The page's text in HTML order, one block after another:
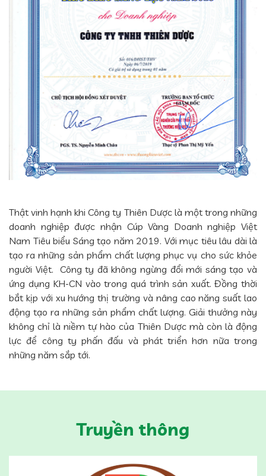
Thật vinh hạnh khi Công ty Thiên Dược là một trong những
doanh nghiệp được nhận Cúp Vàng Doanh nghiệp Việt
Nam Tiêu biểu Sáng tạo năm 2019. Với mục tiêu lâu dài là
tạo ra những sản phẩm chất lượng phục vụ cho sức khỏe
người Việt. Công ty đã không ngừng đổi mới sáng tạo và
ứng dụng KH-CN vào trong quá trình sản xuất. Đồng thời
bắt kịp với xu hướng thị trường và nâng cao năng suất lao
động tạo ra những sản phẩm chất lượng. Giải thưởng này
không chỉ là niềm tự hào của Thiên Dược mà còn là động
lực để công ty phấn đấu và phát triển hơn nữa trong
những năm sắp tới.
Truyền thông